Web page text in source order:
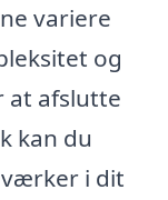
variere
og
at afslutte
kan du
i dit